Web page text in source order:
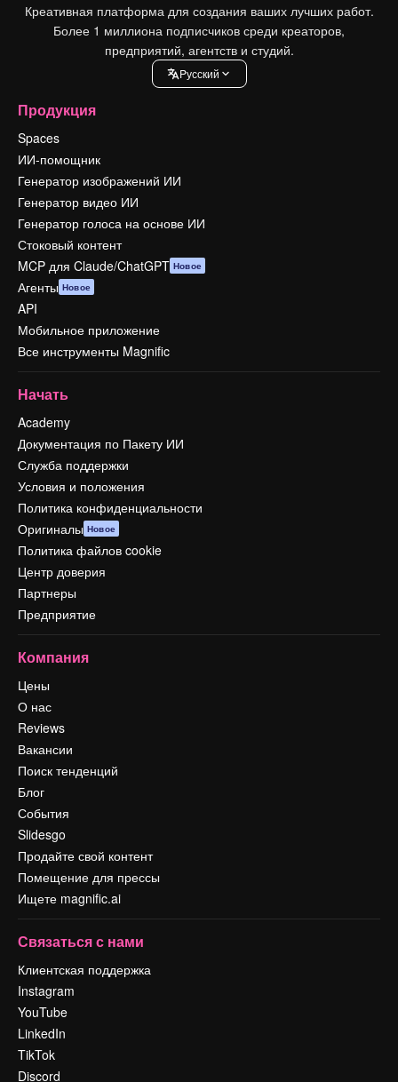
Креативная платформа для создания ваших лучших работ.
Более 1 миллиона подписчиков среди креаторов,
предприятий, агентств и студий.
Pусский
Продукция
Spaces
ИИ-помощник
Генератор изображений ИИ
Генератор видео ИИ
Генератор голоса на основе ИИ
Стоковый контент
MCP для Claude/ChatGPT Новое
Агенты Новое
API
Мобильное приложение
Все инструменты Magnific
Начать
Academy
Документация по Пакету ИИ
Служба поддержки
Условия и положения
Политика конфиденциальности
Оригиналы Новое
Политика файлов cookie
Центр доверия
Партнеры
Предприятие
Компания
Цены
О нас
Reviews
Вакансии
Поиск тенденций
Блог
События
Slidesgo
Продайте свой контент
Помещение для прессы
Ищете magnific.ai
Связаться с нами
Клиентская поддержка
Instagram
YouTube
LinkedIn
TikTok
Discord